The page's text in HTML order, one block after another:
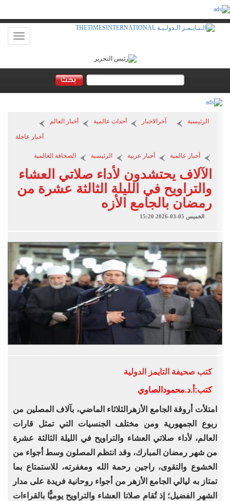
Toggle
الرئيسية آخرالاخبار أحداث عالمية أخبار العالم
أخبار عاجلة
أخبار عالمية أخبار عربية الرئيسية الصحافة العالمية
الآلاف يحتشدون لأداء صلاتي العشاء
والتراويح في الليلة الثالثة عشرة من
رمضان بالجامع الأزه
الخميس 05-03-2026 15:20
كتب صحيفة التايمز الدولية
كتب:أ.د.محمودالصاوي
امتلأت أروقة الجامع الأزهرالثلاثاء الماضي، بآلاف المصلين من
ربوع الجمهورية ومن مختلف الجنسيات التي تمثل قارات
العالم، لأداء صلاتي العشاء والتراويح في الليلة الثالثة عشرة
من شهر رمضان المبارك، وقد انتظم المصلون وسط أجواء من
الخشوع والتقوى، راجين رحمة الله ومغفرته، للاستمتاع بما
تمتاز به ليالي الجامع الأزهر من أجواء روحانية فريدة على مدار
الشهر الفضيل؛ إذ تُقام صلاتا العشاء والتراويح يوميًّا بالقراءات